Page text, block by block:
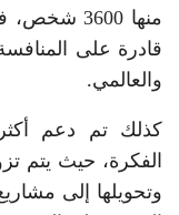
منها 3600
قادرة على
والعالمي.
الفكرة، حيث يتم